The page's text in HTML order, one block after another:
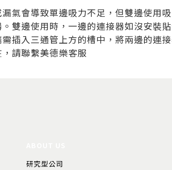
氣會導致單邊吸力不足，但雙邊使用
雙邊使用時，一邊的連接器如沒安裝
插入三通管上方的槽中，將兩邊的連
請聯繫美德樂客服
研究型公司